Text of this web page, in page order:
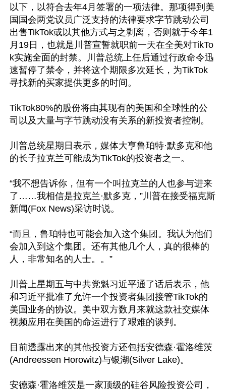
以下，以符合去年4月签署的一项法律。那项得到美
国国会两党议员广泛支持的法律要求字节跳动公司
出售TikTok或以其他方式与之剥离，否则就于今年1
月19日，也就是川普宣誓就职前一天在全美对TikTo
k实施全面的封禁。川普总统上任后通过行政命令迅
速暂停了禁令，并将这个期限多次延长，为TikTok
寻找新的买家提供更多的时间。
TikTok80%的股份将由其现有的美国和全球性的公
司以及大量与字节跳动没有关系的新投资者控制。
川普总统星期日表示，媒体大亨鲁珀特·默多克和他
的长子拉克兰可能成为TikTok的投资者之一。
“我不想告诉你，但有一个叫拉克兰的人也参与进来
了……我相信是拉克兰·默多克，”川普在接受福克斯
新闻(Fox News)采访时说。
“而且，鲁珀特也可能会加入这个集团。我认为他们
会加入到这个集团。还有其他几个人，真的很棒的
人，非常知名的人士。。”
川普上星期五与中共党魁习近平通了话后表示，他
和习近平批准了允许一个投资者集团接管TikTok的
美国业务的协议。美中双方数月来就这款社交媒体
视频应用在美国的命运进行了艰难的谈判。
目前透露出来的其他投资方还包括安德森·霍洛维茨
(Andreessen Horowitz)与银湖(Silver Lake)。
安德森·霍洛维茨是一家顶级的硅谷风险投资公司，